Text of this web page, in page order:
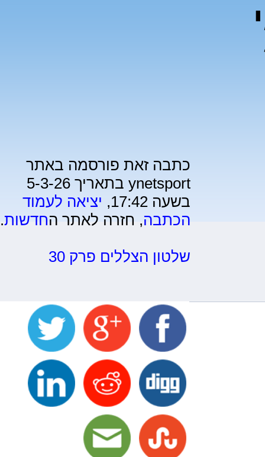
כתבה זאת פורסמה באתר
ynetsport בתאריך 5-3-26
בשעה 17:42,
יציאה לעמוד
הכתבה, חזרה לאתר החדשות.
שלטון הצללים פרק 30